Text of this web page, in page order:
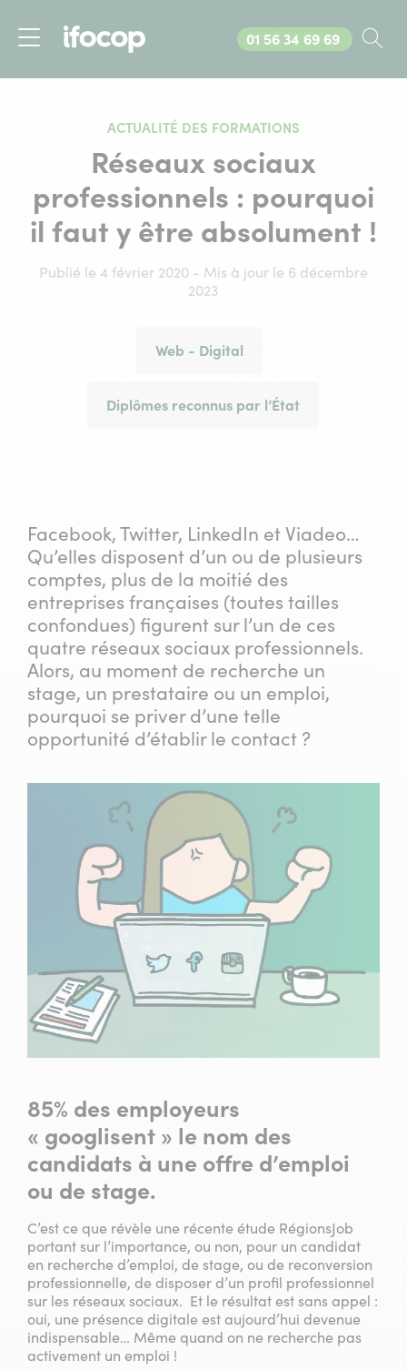
Menu
Appelez-nous au
01 56 34 69 69
ACTUALITÉ DES FORMATIONS
Réseaux sociaux
professionnels : pourquoi
il faut y être absolument !
Publié le 4 février 2020 - Mis à jour le 6 décembre
2023
Web - Digital
Diplômes reconnus par l’État
Facebook, Twitter, LinkedIn et Viadeo…
Qu’elles disposent d’un ou de plusieurs
comptes, plus de la moitié des
entreprises françaises (toutes tailles
confondues) figurent sur l’un de ces
quatre réseaux sociaux professionnels.
Alors, au moment de recherche un
stage, un prestataire ou un emploi,
pourquoi se priver d’une telle
opportunité d’établir le contact ?
85% des employeurs
« googlisent » le nom des
candidats à une offre d’emploi
ou de stage.
C’est ce que révèle une récente étude RégionsJob
portant sur l’importance, ou non, pour un candidat
en recherche d’emploi, de stage, ou de reconversion
professionnelle, de disposer d’un profil professionnel
sur les réseaux sociaux. Et le résultat est sans appel :
oui, une présence digitale est aujourd’hui devenue
indispensable… Même quand on ne recherche pas
activement un emploi !